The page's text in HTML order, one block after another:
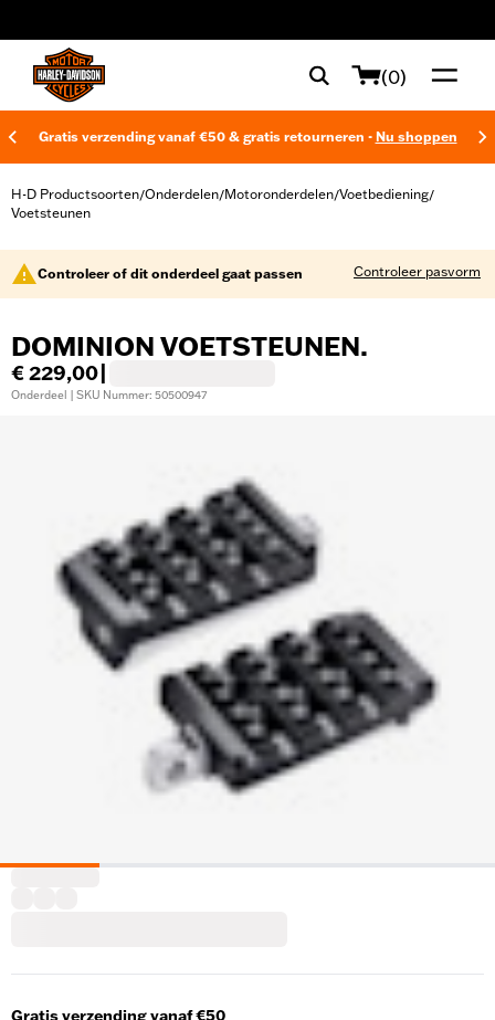
(0)
Gratis verzending vanaf €50 & gratis retourneren - Nu shoppen
H-D Productsoorten/Onderdelen/Motoronderdelen/Voetbediening/
Voetsteunen
Controleer of dit onderdeel gaat passen Controleer pasvorm
DOMINION VOETSTEUNEN.
€ 229,00
Onderdeel | SKU Nummer: 50500947
Gratis verzending vanaf €50